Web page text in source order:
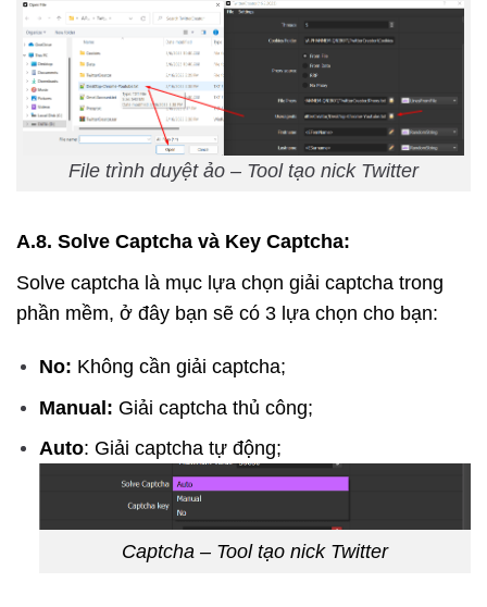
File trình duyệt ảo – Tool tạo nick Twitter
A.8. Solve Captcha và Key Captcha:
Solve captcha là mục lựa chọn giải captcha trong
phần mềm, ở đây bạn sẽ có 3 lựa chọn cho bạn:
No: Không cần giải captcha;
Manual: Giải captcha thủ công;
Auto: Giải captcha tự động;
Captcha – Tool tạo nick Twitter